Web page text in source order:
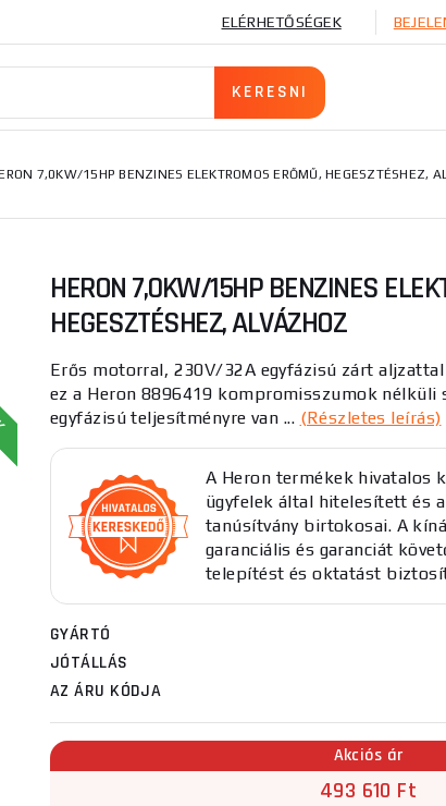
ELÉRHETŐSÉGEK
7,0KW/15HP BENZINES ELEKTROMOS ERŐMŰ, HEGESZTÉSHEZ,
HERON 7,0KW/15HP BENZINES
HEGESZTÉSHEZ, ALVÁZHOZ
Erős motorral, 230V/32A egyfázisú zárt
ez a Heron 8896419 kompromisszumok nélküli
egyfázisú teljesítményre van ... (Részletes leírás)
A Heron termékek hivatalos
ügyfelek által hitelesített és
tanúsítvány birtokosai. A
garanciális és garanciát
telepítést és oktatást
GYÁRTÓ
JÓTÁLLÁS
AZ ÁRU KÓDJA
Akciós ár
493 610 Ft